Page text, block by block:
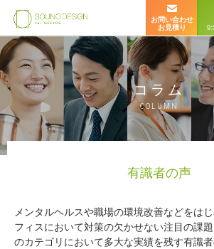
お問い合わせ
お見積り
コラム
COLUMN
有識者の声
メンタルヘルスや職場の環境改善などをは
フィスにおいて対策の欠かせない注目の課
のカテゴリにおいて多大な実績を残す有識